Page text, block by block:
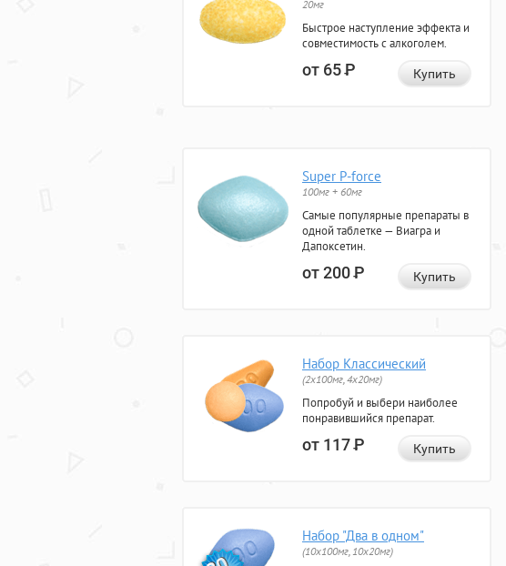
20мг
Быстрое наступление эффекта и
совместимость с алкоголем.
от 65Р Купить
Super P-force
100мг + 60мг
Самые популярные препараты в
одной таблетке — Виагра и
Дапоксетин.
от 200Р Купить
Набор Классический
(2x100мг, 4x20мг)
Попробуй и выбери наиболее
понравившийся препарат.
от 117Р Купить
Набор "Два в одном"
(10x100мг, 10x20мг)